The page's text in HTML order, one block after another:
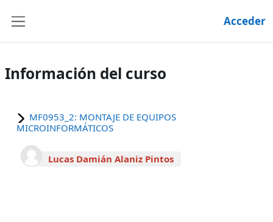
Acceder
Información del curso
MF0953_2: MONTAJE DE EQUIPOS
MICROINFORMÁTICOS
Lucas Damián Alaniz Pintos